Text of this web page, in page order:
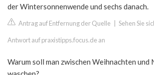
der Wintersonnenwende und sechs danach.
Antrag auf Entfernung der Quelle Sehen Sie
Antwort auf praxistipps.focus.de an
Warum soll man zwischen Weihnachten und